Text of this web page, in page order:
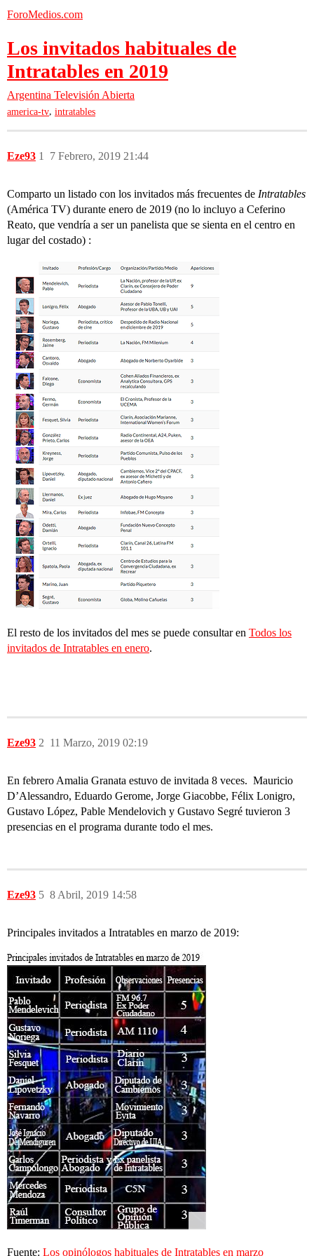
ForoMedios.com
Los invitados habituales de
Intratables en 2019
Argentina Televisión Abierta
america-tv, intratables
Eze93 7 Febrero, 2019 21:44
1
Comparto un listado con los invitados más frecuentes de Intratables
(América TV) durante enero de 2019 (no lo incluyo a Ceferino
Reato, que vendría a ser un panelista que se sienta en el centro en
lugar del costado) :
El resto de los invitados del mes se puede consultar en Todos los
invitados de Intratables en enero.
Eze93 11 Marzo, 2019 02:19
2
En febrero Amalia Granata estuvo de invitada 8 veces. Mauricio
D’Alessandro, Eduardo Gerome, Jorge Giacobbe, Félix Lonigro,
Gustavo López, Pable Mendelovich y Gustavo Segré tuvieron 3
presencias en el programa durante todo el mes.
Eze93 8 Abril, 2019 14:58
5
Principales invitados a Intratables en marzo de 2019:
Fuente: Los opinólogos habituales de Intratables en marzo